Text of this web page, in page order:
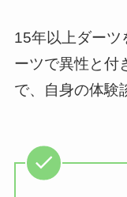
15年以上ダーツ
ーツで異性と付
で、自身の体験